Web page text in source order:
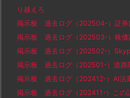
り越えろ
掲示板 過去ログ（202504-）証券
掲示板 過去ログ（202503-）株価
掲示板 過去ログ（202502-）
掲示板 過去ログ（202501-）道路
掲示板 過去ログ（202412-）AI法
掲示板 過去ログ（202411-）この